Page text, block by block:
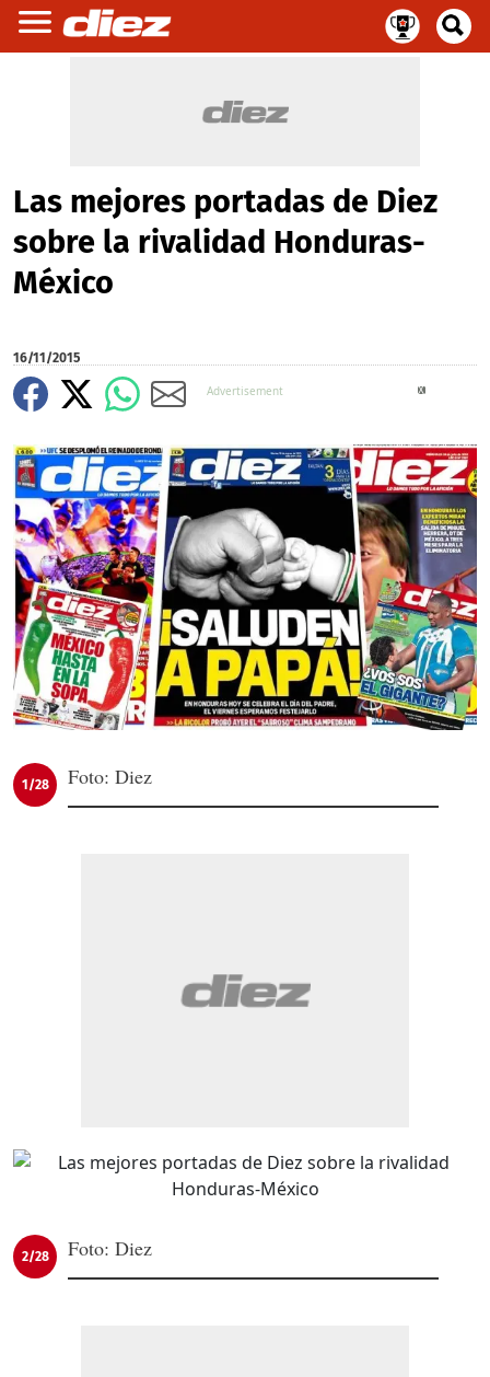
Las mejores portadas de Diez
sobre la rivalidad Honduras-
México
16/11/2015
1/28 Foto: Diez
2/28 Foto: Diez
X